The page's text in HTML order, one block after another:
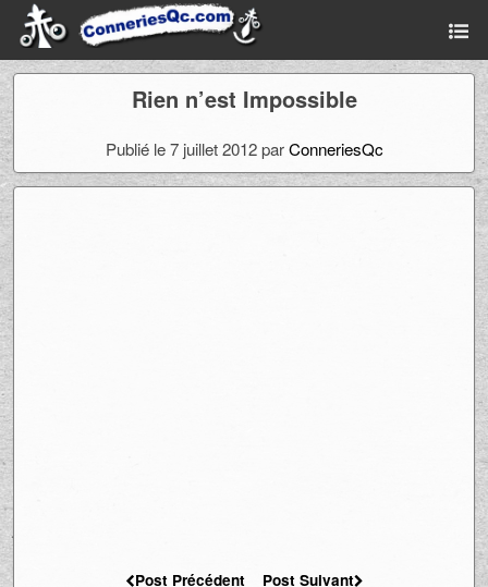
Rien n’est Impossible
Publié le 7 juillet 2012 parConneriesQc
Post Précédent Post Suivant